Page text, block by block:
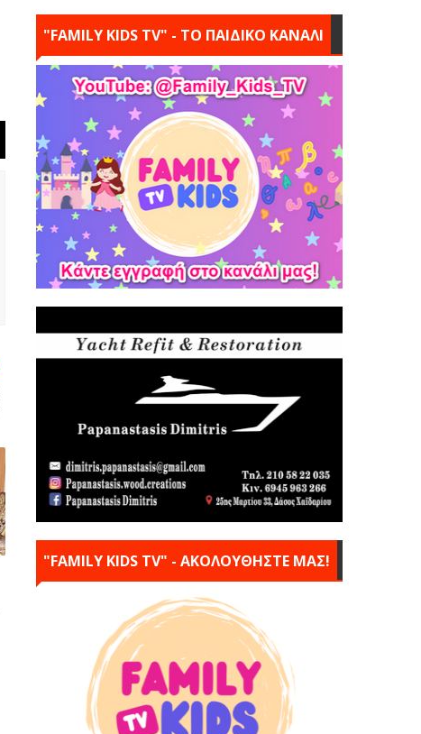
"FAMILY KIDS TV" - ΤΟ ΠΑΙΔΙΚΟ ΚΑΝΑΛΙ
"FAMILY KIDS TV" - ΑΚΟΛΟΥΘΗΣΤΕ ΜΑΣ!